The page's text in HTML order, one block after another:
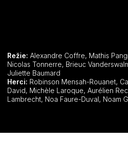
Režie: Alexandre Coffre, Mathis
Nicolas Tonnerre, Brieuc
Juliette Baumard
Herci:
David, Michèle Laroque, Aurélien Recoing, Syrus Shahidi, Lou
Lambrecht, Noa